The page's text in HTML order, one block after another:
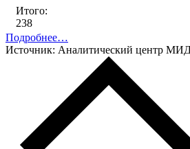
Итого:
238
Подробнее…
Источник: Аналитический центр